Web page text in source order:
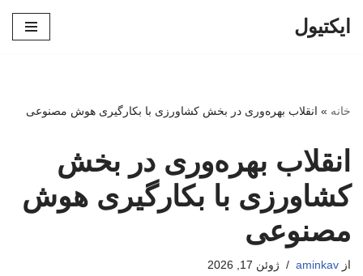
ایکتیول
خانه » انقلاب بهره‌وری در بخش کشاورزی با بکارگیری هوش مصنوعی
انقلاب بهره‌وری در بخش
کشاورزی با بکارگیری هوش
مصنوعی
از aminkav ژوئن 17, 2026